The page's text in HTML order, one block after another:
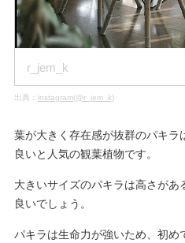
r_jem_k
出典： instagram(@r_jem_k)
葉が大きく存在感が抜群のパキ
良いと人気の観葉植物です。
大きいサイズのパキラは高さがあ
良いでしょう。
パキラは生命力が強いため、初め